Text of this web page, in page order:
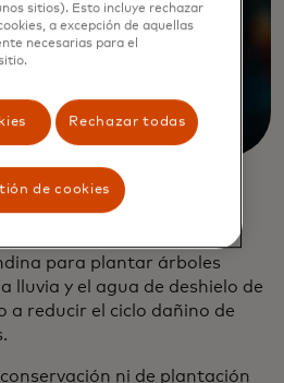
involucra 26 proyectos,
involucradas en los
para plantar árboles
lluvia y el agua de deshielo de
a reducir el ciclo dañino de
ni de plantación
sitios). Esto incluye rechazar
a excepción de aquellas
necesarias para el
Rechazar todas
de cookies